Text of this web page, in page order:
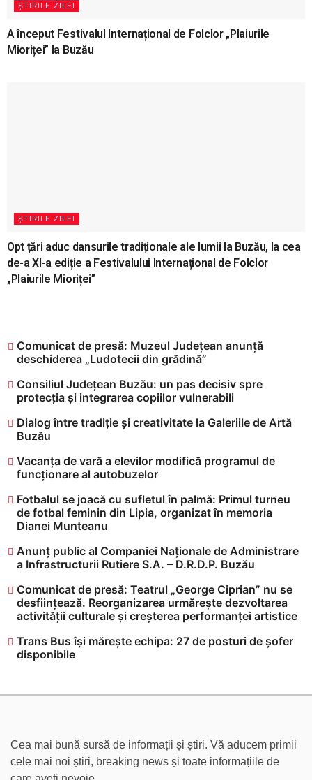
ȘTIRILE ZILEI
A început Festivalul Internațional de Folclor „Plaiurile
Mioriței” la Buzău
ȘTIRILE ZILEI
Opt țări aduc dansurile tradiționale ale lumii la Buzău, la cea
de-a XI-a ediție a Festivalului Internațional de Folclor
„Plaiurile Mioriței”
Comunicat de presă: Muzeul Județean anunță
deschiderea „Ludotecii din grădină”
Consiliul Județean Buzău: un pas decisiv spre
protecția și integrarea copiilor vulnerabili
Dialog între tradiție și creativitate la Galeriile de Artă
Buzău
Vacanța de vară a elevilor modifică programul de
funcționare al autobuzelor
​Fotbalul se joacă cu sufletul în palmă: Primul turneu
de fotbal feminin din Lipia, organizat în memoria
Dianei Munteanu
Anunț public al Companiei Naționale de Administrare
a Infrastructurii Rutiere S.A. – D.R.D.P. Buzău
Comunicat de presă: Teatrul „George Ciprian” nu se
desființează. Reorganizarea urmărește dezvoltarea
activității culturale și creșterea performanței artistice
Trans Bus își mărește echipa: 27 de posturi de șofer
disponibile
Cea mai bună sursă de informații și știri. Vă aducem primii
cele mai noi știri, breaking news și toate informațiile de